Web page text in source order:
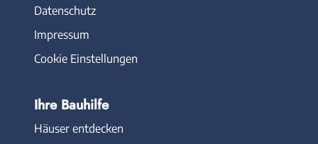
Datenschutz
Impressum
Cookie Einstellungen
Ihre Bauhilfe
Häuser entdecken